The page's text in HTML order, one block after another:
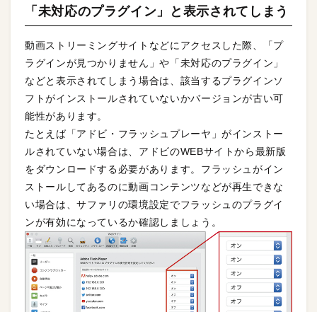
「未対応のプラグイン」と表示されてしまう
動画ストリーミングサイトなどにアクセスした際、「プ
ラグインが見つかりません」や「未対応のプラグイン」
などと表示されてしまう場合は、該当するプラグインソ
フトがインストールされていないかバージョンが古い可
能性があります。
たとえば「アドビ・フラッシュプレーヤ」がインストー
ルされていない場合は、アドビのWEBサイトから最新版
をダウンロードする必要があります。フラッシュがイン
ストールしてあるのに動画コンテンツなどが再生できな
い場合は、サファリの環境設定でフラッシュのプラグイ
ンが有効になっているか確認しましょう。